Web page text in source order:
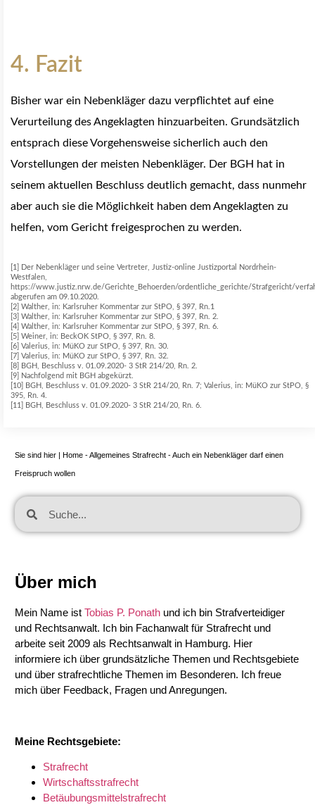
4. Fazit
Bisher war ein Nebenkläger dazu verpflichtet auf eine
Verurteilung des Angeklagten hinzuarbeiten. Grundsätzlich
entsprach diese Vorgehensweise sicherlich auch den
Vorstellungen der meisten Nebenkläger. Der BGH hat in
seinem aktuellen Beschluss deutlich gemacht, dass nunmehr
aber auch sie die Möglichkeit haben dem Angeklagten zu
helfen, vom Gericht freigesprochen zu werden.
[1] Der Nebenkläger und seine Vertreter, Justiz-online Justizportal Nordrhein-
Westfalen,
https://www.justiz.nrw.de/Gerichte_Behoerden/ordentliche_gerichte/Strafgericht/
abgerufen am 09.10.2020.
[2] Walther, in: Karlsruher Kommentar zur StPO, § 397, Rn.1
[3] Walther, in: Karlsruher Kommentar zur StPO, § 397, Rn. 2.
[4] Walther, in: Karlsruher Kommentar zur StPO, § 397, Rn. 6.
[5] Weiner, in: BeckOK StPO, § 397, Rn. 8.
[6] Valerius, in: MüKO zur StPO, § 397, Rn. 30.
[7] Valerius, in: MüKO zur StPO, § 397, Rn. 32.
[8] BGH, Beschluss v. 01.09.2020- 3 StR 214/20, Rn. 2.
[9] Nachfolgend mit BGH abgekürzt.
[10] BGH, Beschluss v. 01.09.2020- 3 StR 214/20, Rn. 7; Valerius, in: MüKO zur StPO, §
395, Rn. 4.
[11] BGH, Beschluss v. 01.09.2020- 3 StR 214/20, Rn. 6.
Sie sind hier | Home -Allgemeines Strafrecht -Auch ein Nebenkläger darf einen
Freispruch wollen
Über mich
Mein Name ist Tobias P. Ponath und ich bin Strafverteidiger
und Rechtsanwalt. Ich bin Fachanwalt für Strafrecht und
arbeite seit 2009 als Rechtsanwalt in Hamburg. Hier
informiere ich über grundsätzliche Themen und Rechtsgebiete
und über strafrechtliche Themen im Besonderen. Ich freue
mich über Feedback, Fragen und Anregungen.
Meine Rechtsgebiete:
Strafrecht
Wirtschaftsstrafrecht
Betäubungsmittelstrafrecht